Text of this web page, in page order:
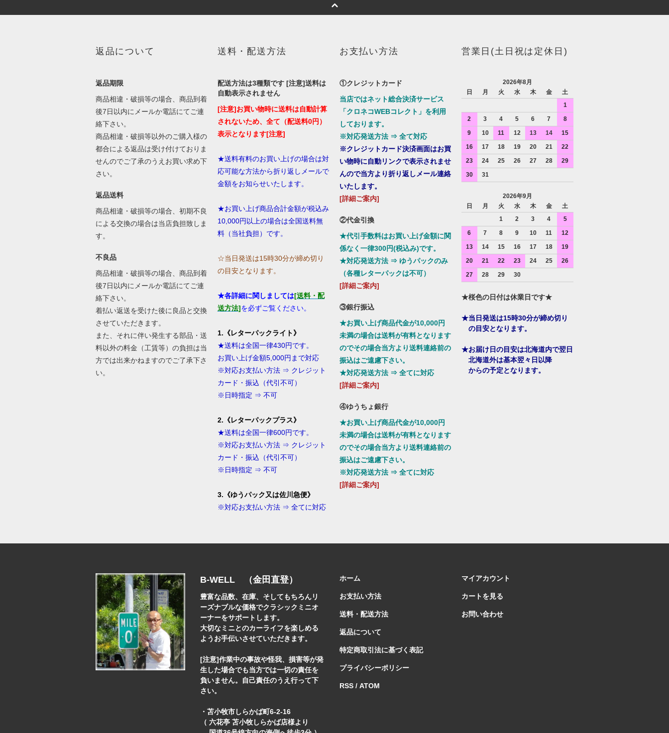
返品について
返品期限
商品相違・破損等の場合、商品到着
後7日以内にメールか電話にてご連
絡下さい。
商品相違・破損等以外のご購入様の
都合による返品は受け付けておりま
せんのでご了承のうえお買い求め下
さい。
返品送料
商品相違・破損等の場合、初期不良
による交換の場合は当店負担致しま
す。
不良品
商品相違・破損等の場合、商品到着
後7日以内にメールか電話にてご連
絡下さい。
着払い返送を受けた後に良品と交換
させていただきます。
また、それに伴い発生する部品・送
料以外の料金（工賃等）の負担は当
方では出来かねますのでご了承下さ
い。
送料・配送方法
配送方法は3種類です [注意]送料は
自動表示されません
[注意]お買い物時に送料は自動計算
されないため、全て（配送料0円）
表示となります[注意]
★送料有料のお買い上げの場合は対
応可能な方法から折り返しメールで
金額をお知らせいたします。
★お買い上げ商品合計金額が税込み
10,000円以上の場合は全国送料無
料（当社負担）です。
☆当日発送は15時30分が締め切り
の目安となります。
★各詳細に関しましては[送料・配
送方法]を必ずご覧ください。
1.《レターパックライト》
★送料は全国一律430円です。
お買い上げ金額5,000円まで対応
※対応お支払い方法 ⇒ クレジット
カード・振込（代引不可）
※日時指定 ⇒ 不可
2.《レターパックプラス》
★送料は全国一律600円です。
※対応お支払い方法 ⇒ クレジット
カード・振込（代引不可）
※日時指定 ⇒ 不可
3.《ゆうパック又は佐川急便》
※対応お支払い方法 ⇒ 全てに対応
お支払い方法
①クレジットカード
当店ではネット総合決済サービス
「クロネコWEBコレクト」を利用
しております。
※対応発送方法 ⇒ 全て対応
※クレジットカード決済画面はお買
い物時に自動リンクで表示されませ
んので当方より折り返しメール連絡
いたします。
[詳細ご案内]
②代金引換
★代引手数料はお買い上げ金額に関
係なく一律300円(税込み)です。
★対応発送方法 ⇒ ゆうパックのみ
（各種レターパックは不可）
[詳細ご案内]
③銀行振込
★お買い上げ商品代金が10,000円
未満の場合は送料が有料となります
のでその場合当方より送料連絡前の
振込はご遠慮下さい。
★対応発送方法 ⇒ 全てに対応
[詳細ご案内]
④ゆうちょ銀行
★お買い上げ商品代金が10,000円
未満の場合は送料が有料となります
のでその場合当方より送料連絡前の
振込はご遠慮下さい。
※対応発送方法 ⇒ 全てに対応
[詳細ご案内]
営業日(土日祝は定休日)
2026年8月
日
月 火 水 木 金
土
1
2
3 4 5 6 7
8
9
10 11 12 13 14
15
16
17 18 19 20 21
22
23
24 25 26 27 28
29
30
31
2026年9月
日
月 火 水 木 金
土
1
2 3 4
5
6
7 8 9 10 11
12
13
14 15 16 17 18
19
20
21 22 23 24 25
26
27
28 29 30
★桜色の日付は休業日です★
★当日発送は15時30分が締め切り
の目安となります。
★お届け日の目安は北海道内で翌日
北海道外は基本翌々日以降
からの予定となります。
B-WELL （金田直登）
豊富な品数、在庫、そしてもちろんリ
ーズナブルな価格でクラシックミニオ
ーナーをサポートします。
大切なミニとのカーライフを楽しめる
ようお手伝いさせていただきます。
[注意]作業中の事故や怪我、損害等が発
生した場合でも当方では一切の責任を
負いません。自己責任のうえ行って下
さい。
・苫小牧市しらかば町6-2-16
（ 六花亭 苫小牧しらかば店様より
ホーム
お支払い方法
送料・配送方法
返品について
特定商取引法に基づく表記
プライバシーポリシー
RSS/ ATOM
マイアカウント
カートを見る
お問い合わせ